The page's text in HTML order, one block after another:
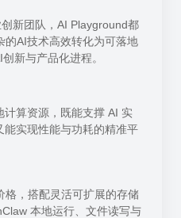
团队，AI Playground都
的AI技术高效转化为可落地
新与产品化进程。
计算资源，既能支撑 AI 实
又能实现性能与功耗的精准平
，搭配灵活可扩展的存储
本地运行、文件读写与